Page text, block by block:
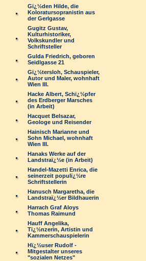
Gï¿½den Hilde, die
Koloratursopranistin aus
der Gerlgasse
Gugitz Gustav,
Kulturhistoriker,
Volkskundler und
Schriftsteller
Gulda Friedrich, geboren
Seidlgasse 21
Gï¿½tersloh, Schauspieler,
Autor und Maler, wohnhaft
Wien III.
Hacke Albert, Schï¿½pfer
des Erdberger Marsches
(in Arbeit)
Hacquet Belsazar,
Geologe und Reisender
Hainisch Marianne und
Sohn Michael, wohnhaft
Wien III.
Hanaks Werke auf der
Landstraï¿½e (in Arbeit)
Handel-Mazetti Enrica, die
seinerzeit populï¿½re
Schriftstellerin
Hanusch Margaretha, die
Landstraï¿½er Bildhauerin
Harrach Graf Aloys
Thomas Raimund
Hauff Angelika,
Tï¿½nzerin, Artistin und
Kammerschauspielerin
Hï¿½user Rudolf -
Mitgestalter unseres
"sozialen Netzes"